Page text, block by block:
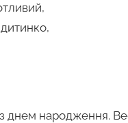
днем народження.